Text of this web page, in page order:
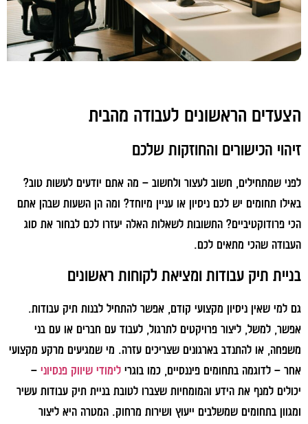
הצעדים הראשונים לעבודה מהבית
זיהוי הכישורים והחוזקות שלכם
לפני שמתחילים, חשוב לעצור ולחשוב – מה אתם יודעים לעשות טוב?
באילו תחומים יש לכם ניסיון או עניין מיוחד? ומה הן השעות שבהן אתם
הכי פרודוקטיביים? התשובות לשאלות האלה יעזרו לכם לבחור את סוג
העבודה שהכי מתאים לכם.
בניית תיק עבודות ומציאת לקוחות ראשונים
גם למי שאין ניסיון מקצועי קודם, אפשר להתחיל לבנות תיק עבודות.
אפשר, למשל, ליצור פרויקטים לתרגול, לעבוד עם חברים או עם בני
משפחה, או להתנדב בארגונים שצריכים עזרה. מי שמגיעים מרקע מקצועי
אחר – לדוגמה בתחומים פיננסיים, כמו בוגרי לימודי שיווק פנסיוני –
יכולים למנף את הידע והמומחיות שצברו לטובת בניית תיק עבודות עשיר
ומגוון בתחומים שמשלבים ייעוץ ושירות מרחוק. המטרה היא ליצור